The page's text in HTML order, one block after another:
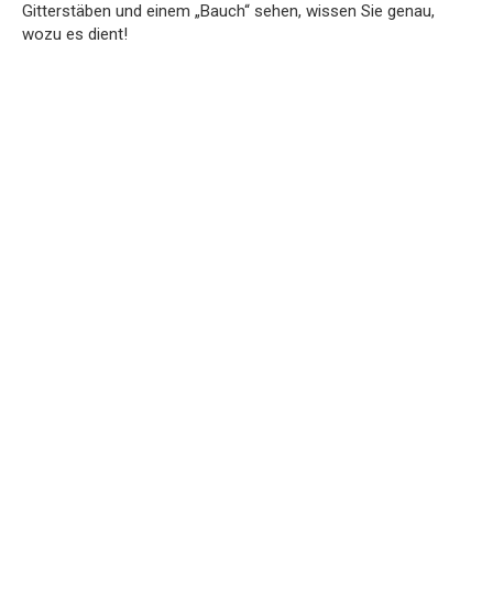
Gitterstäben und einem „Bauch“ sehen, wissen Sie genau,
wozu es dient!